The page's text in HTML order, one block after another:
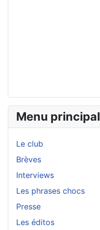
Menu principal
Le club
Brèves
Interviews
Les phrases chocs
Presse
Les éditos